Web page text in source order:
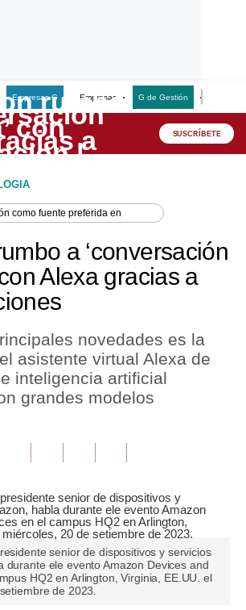
Empresas G Empresas G de Gestión
SUSCRÍBETE
como fuente preferida en
a ‘conversación
Alexa gracias a
novedades es la
asistente virtual Alexa de
inteligencia artificial
grandes modelos
senior de dispositivos y servicios
durante ele evento Amazon Devices and
HQ2 en Arlington, Virginia, EE.UU. el
de 2023.